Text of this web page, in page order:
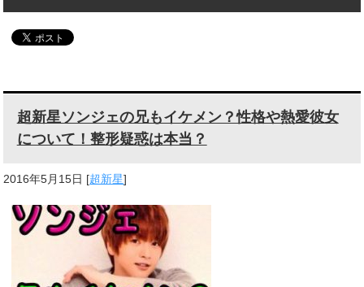
超新星ソンジェの兄もイケメン？性格や熱愛彼女
について！整形疑惑は本当？
2016年5月15日 [超新星]